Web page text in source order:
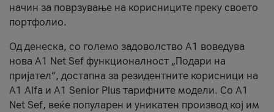
начин за поврзување на корисниците преку своето
портфолио.
Од денеска, со големо задоволство А1 воведува
нова A1 Net Sef функционалност „Подари на
пријател“, достапна за резидентните корисници на
А1 Alfa и A1 Senior Plus тарифните модели. Со A1
Net Sef, веќе популарен и уникатен производ кој им